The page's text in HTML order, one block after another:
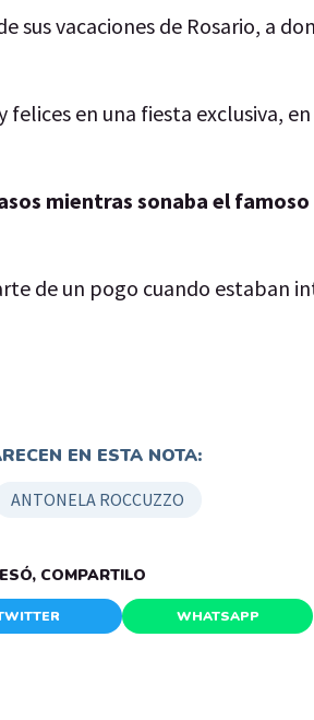
sus vacaciones de Rosario, a
en una fiesta exclusiva,
mientras sonaba el
de un pogo cuando estaban
EN ESTA NOTA:
ANTONELA ROCCUZZO
COMPARTILO
WHATSAPP